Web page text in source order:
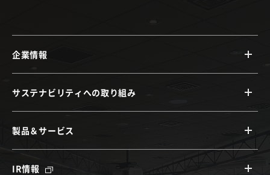
企業情報
サステナビリティへの取り組み
製品＆サービス
IR情報